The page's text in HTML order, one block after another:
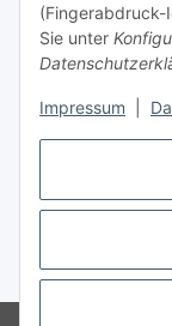
(Fingerabdruck-
Sie unter
Impressum
Gesetzliche
* Alle Preise inkl.